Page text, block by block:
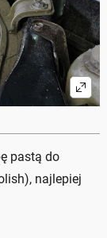
pastą do
najlepiej